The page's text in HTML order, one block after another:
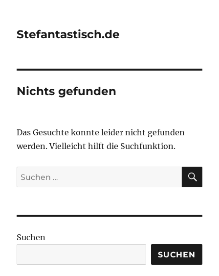
Stefantastisch.de
Nichts gefunden
Das Gesuchte konnte leider nicht gefunden
werden. Vielleicht hilft die Suchfunktion.
Suchen
nach:
Suchen
SUCHEN